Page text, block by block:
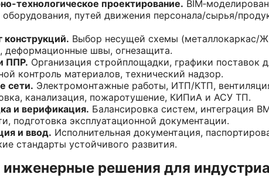
технологическое проектирование.
оборудования, путей движения персонала/сырья/
конструкций. Выбор несущей схемы (металлокаркас/
деформационные швы, огнезащита.
ППР. Организация стройплощадки, графики поставок
контроль материалов, технический надзор.
сети. Электромонтажные работы, ИТП/КТП,
канализация, пожаротушение, КИПиА и АСУ ТП.
и верификация. Балансировка систем, интеграция
подготовка эксплуатационной документации.
и ввод. Исполнительная документация,
стандарты устойчивого развития.
решения для